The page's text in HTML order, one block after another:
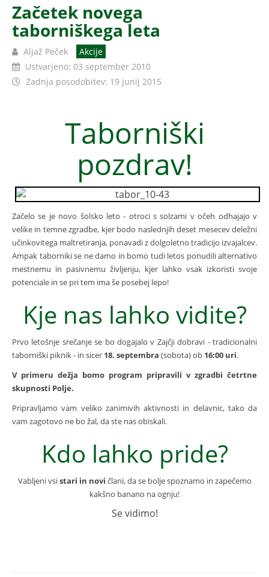
Začetek novega
taborniškega leta
Aljaž Peček
Akcije
Ustvarjeno: 03 september 2010
Zadnja posodobitev: 19 junij 2015
Taborniški
pozdrav!
Začelo se je novo šolsko leto - otroci s solzami v očeh odhajajo v
velike in temne zgradbe, kjer bodo naslednjih deset mesecev deležni
učinkovitega maltretiranja, ponavadi z dolgoletno tradicijo izvajalcev.
Ampak taborniki se ne damo in bomo tudi letos ponudili alternativo
mestnemu in pasivnemu življenju, kjer lahko vsak izkoristi svoje
potenciale in se pri tem ima še posebej lepo!
Kje nas lahko vidite?
Prvo letošnje srečanje se bo dogajalo v Zajčji dobravi - tradicionalni
taborniški piknik - in sicer 18. septembra (sobota) ob 16:00 uri.
V primeru dežja bomo program pripravili v zgradbi četrtne
skupnosti Polje.
Pripravljamo vam veliko zanimivih aktivnosti in delavnic, tako da
vam zagotovo ne bo žal, da ste nas obiskali.
Kdo lahko pride?
Vabljeni vsistari in novi člani, da se bolje spoznamo in zapečemo
kakšno banano na ognju!
Se vidimo!